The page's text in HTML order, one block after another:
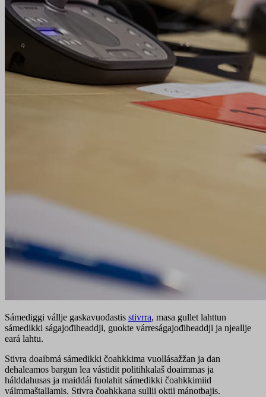
Sámediggi vállje gaskavuođastis stivrra, masa gullet lahttun
sámedikki ságajođiheaddji, guokte várreságajođiheaddji ja njeallje
eará lahtu.
Stivra doaibmá sámedikki čoahkkima vuollásažžan ja dan
dehaleamos bargun lea vástidit politihkalaš doaimmas ja
hálddahusas ja maiddái fuolahit sámedikki čoahkkimiid
válmmaštallamis. Stivra čoahkkana sullii oktii mánotbajis.